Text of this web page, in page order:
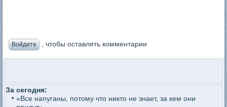
Войдите , чтобы оставлять комментарии
За сегодня:
«Все напуганы, потому что никто не знает, за кем они